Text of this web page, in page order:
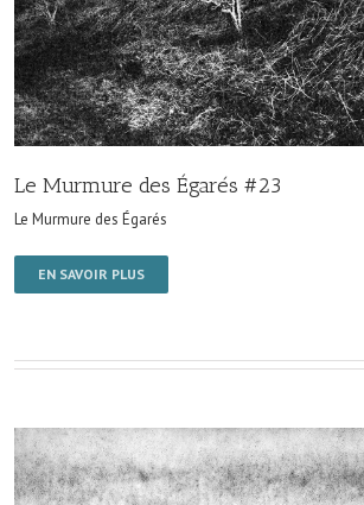
Le Murmure des Égarés #23
Le Murmure des Égarés
EN SAVOIR PLUS